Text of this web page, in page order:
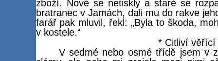
zboží. Nové se netiskly a staré se
bratranec v Jamách, dali mu do rakve
farář pak mluvil, řekl: „Byla to škoda,
v kostele.“
* Citliví věřící
V sedmé nebo osmé třídě jsem v